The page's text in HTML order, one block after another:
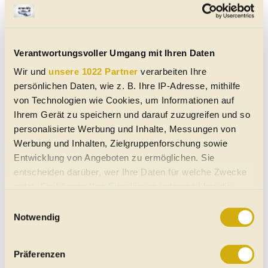
Verantwortungsvoller Umgang mit Ihren Daten
Wir und unsere 1022 Partner verarbeiten Ihre
persönlichen Daten, wie z. B. Ihre IP-Adresse, mithilfe
von Technologien wie Cookies, um Informationen auf
Ihrem Gerät zu speichern und darauf zuzugreifen und so
personalisierte Werbung und Inhalte, Messungen von
Werbung und Inhalten, Zielgruppenforschung sowie
Entwicklung von Angeboten zu ermöglichen. Sie
entscheiden darüber, wer Ihre Daten für welche Zwecke
Trigger Symbol ändern oder widerrufen
Informationen über Ihre geografische Lage erfassen,
Notwendig
Präferenzen
ältesten Modelle im Stellantis-Portfolio. Der Fiat
Panda
ist seit 2011 auf dem Markt, während auf der
2010 eingeführt wurde, erst 2029 ersetzt wird.
© Motor1.com Autor:Adrian Padeanu